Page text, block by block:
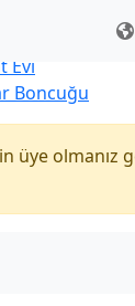
Evi
Boncuğu
üye olmanız